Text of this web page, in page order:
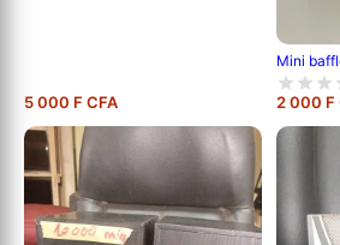
5 000 F CFA
Mini
2 000 F